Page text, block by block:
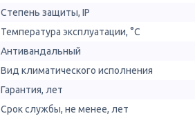
Степень защиты, IP
Температура эксплуатации, °С
Антивандальный
Вид климатического исполнения
Гарантия, лет
Срок службы, не менее, лет